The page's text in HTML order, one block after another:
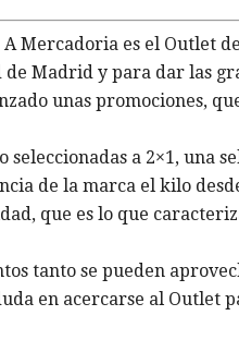
A Mercadoria es el Outlet
Madrid y para dar las
unas promociones,
seleccionadas a 2×1, una
de la marca el kilo
que es lo que
tanto se pueden
en acercarse al Outlet